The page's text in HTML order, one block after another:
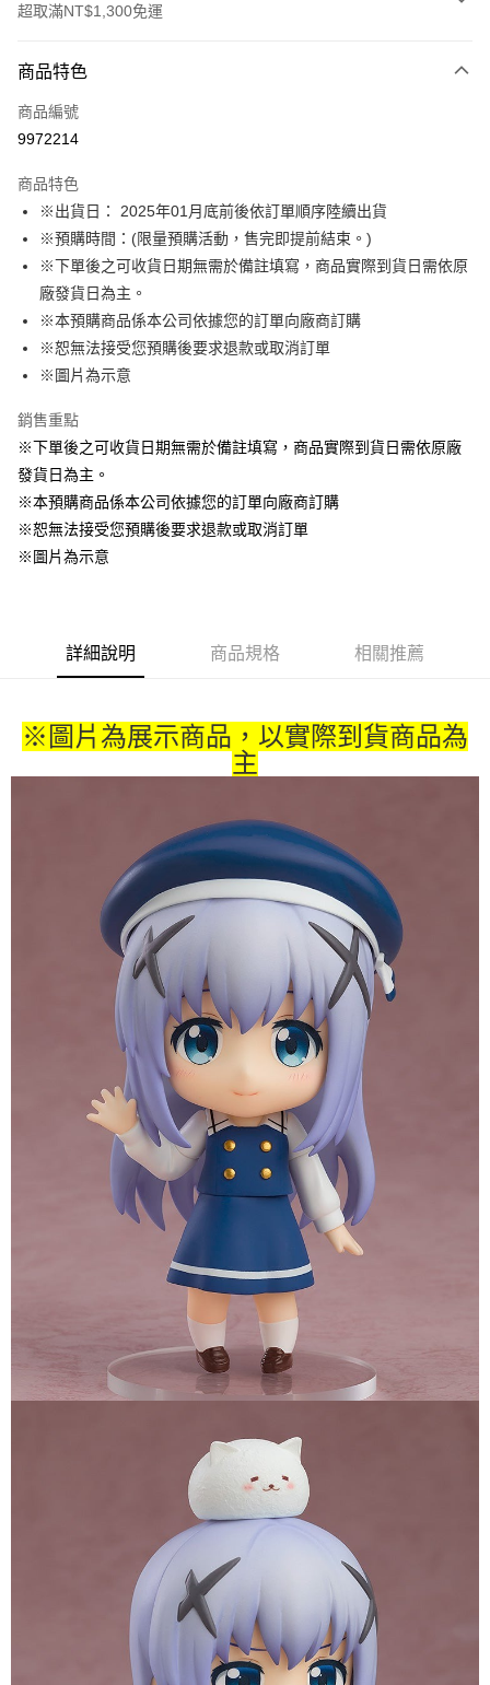
超取滿NT$1,300免運
信用卡一次付款
超商取貨付款
Apple Pay
悠遊付
Google Pay
ATM付款
貨到付款
運送方式
全家取貨付款
每筆NT$65，滿NT$1,300(含以上)免運費
付款後全家取貨
每筆NT$65，滿NT$1,300(含以上)免運費
7-11取貨付款
付款後7-11取貨
每筆NT$65，滿NT$1,300(含以上)免運費
每筆NT$100，滿NT$1,300(含以上)免運費
宅配-離島(澎湖/金門/馬祖)-木棉花樂園專用
每筆NT$220
黑貓宅配-貨到付款
商品特色
商品編號
9972214
商品特色
※出貨日： 2025年01月底前後依訂單順序陸續出貨
※預購時間：(限量預購活動，售完即提前結束。)
※下單後之可收貨日期無需於備註填寫，商品實際到貨日需依原
廠發貨日為主。
※本預購商品係本公司依據您的訂單向廠商訂購
※恕無法接受您預購後要求退款或取消訂單
※圖片為示意
銷售重點
※下單後之可收貨日期無需於備註填寫，商品實際到貨日需依原廠
發貨日為主。
※本預購商品係本公司依據您的訂單向廠商訂購
※恕無法接受您預購後要求退款或取消訂單
※圖片為示意
詳細說明 商品規格 相關推薦
※圖片為展示商品，以實際到貨商品為
主